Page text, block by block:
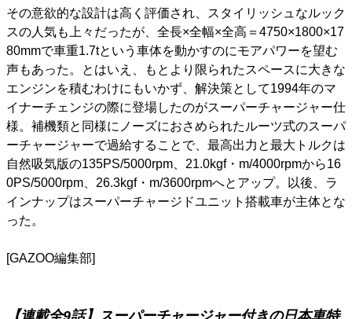
その意欲的な設計は高く評価され、スタイリッシュなルック
スの人気も上々だったが、全長×全幅×全高＝4750×1800×17
80mmで車重1.7tという車体を動かすのにモアパワーを望む
声もあった。とはいえ、もとより限られたスペースに大きな
エンジンを積むわけにもいかず、解決策として1994年のマ
イナーチェンジの際に登場したのがスーパーチャージャー仕
様。補機類と同様にノーズにおさめられたルーツ式のスーパ
ーチャージャーで過給することで、最高出力と最大トルクは
自然吸気版の135PS/5000rpm、21.0kgf・m/4000rpmから16
0PS/5000rpm、26.3kgf・m/3600rpmへとアップ。以後、ラ
インナップはスーパーチャージドユニット搭載車が主体とな
った。
[GAZOO編集部]